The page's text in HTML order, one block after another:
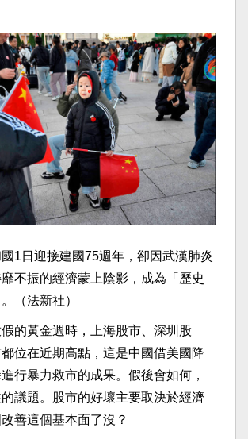
1日迎接建國75週年，卻因武漢肺炎
不振的經濟蒙上陰影，成為「歷史
（法新社）
的黃金週時，上海股市、深圳股
位在近期高點，這是中國借美國降
行暴力救市的成果。假後會如何，
議題。股市的好壞主要取決於經濟
善這個基本面了沒？